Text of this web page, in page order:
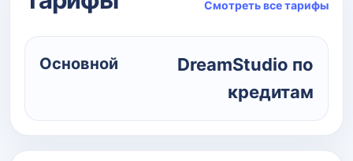
Смотреть все тарифы
Основной
DreamStudio по
кредитам